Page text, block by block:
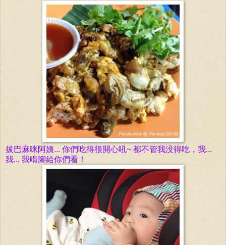
拔巴麻咪阿姨... 你們吃得很開心吼~ 都不管我没得吃，我...
我... 我啃腳給你們看！